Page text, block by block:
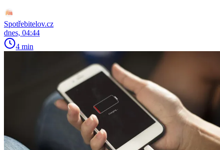
Spotřebitelov.cz
dnes, 04:44
4 min